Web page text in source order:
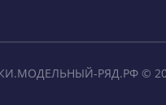
РЯД.РФ ©